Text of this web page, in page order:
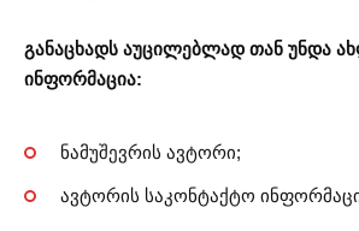
განაცხადს აუცილებლად თან უნდა
ინფორმაცია:
ნამუშევრის ავტორი;
ავტორის საკონტაქტო